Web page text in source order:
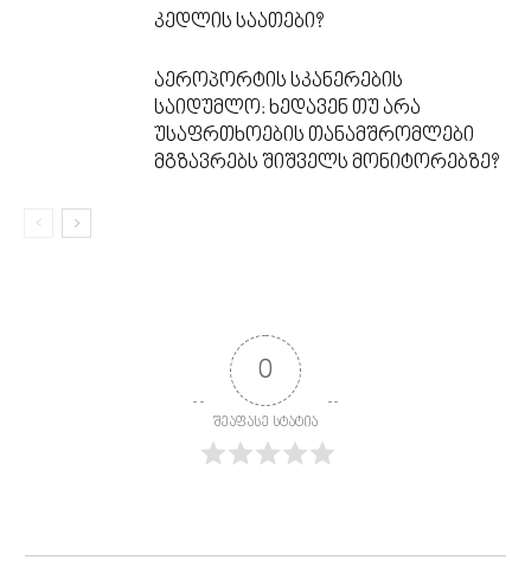
კედლის საათები?
აეროპორტის სკანერების
საიდუმლო: ხედავენ თუ არა
უსაფრთხოების თანამშრომლები
მგზავრებს შიშველს მონიტორებზე?
0
შეაფასე სტატია